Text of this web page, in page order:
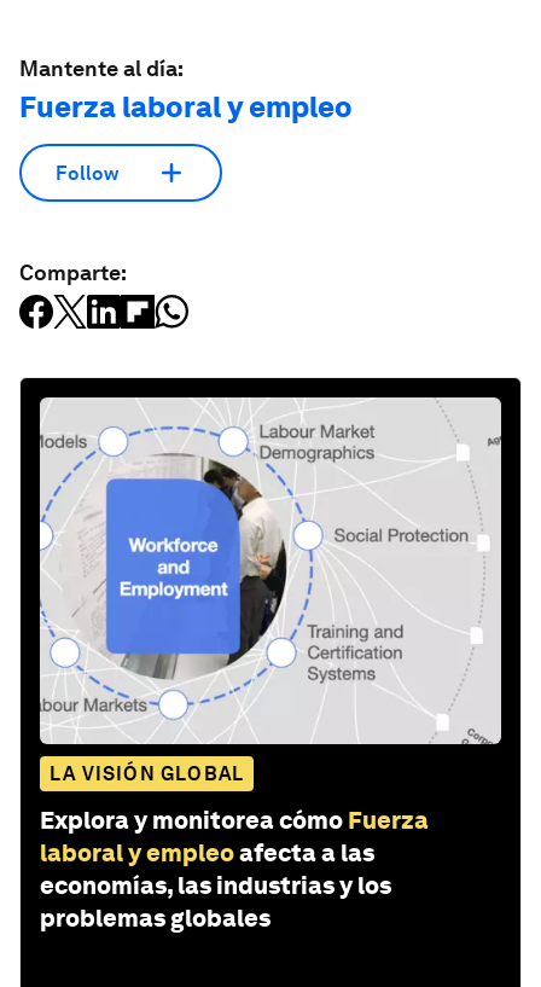
Mantente al día:
Fuerza laboral y empleo
Follow
Comparte:
LA VISIÓN GLOBAL
Explora y monitorea cómo Fuerza
laboral y empleoafecta a las
economías, las industrias y los
problemas globales